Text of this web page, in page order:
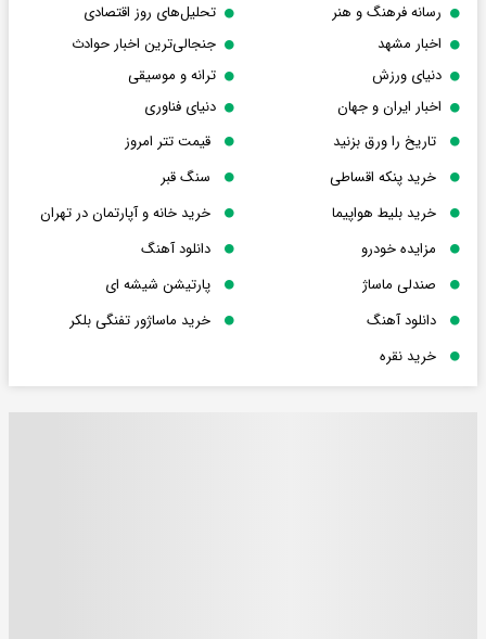
رسانه فرهنگ و هنر
تحلیل‌های روز اقتصادی
اخبار مشهد
جنجالی‌ترین اخبار حوادث
دنیای ورزش
ترانه و موسیقی
اخبار ایران و جهان
دنیای فناوری
تاریخ را ورق بزنید
قیمت تتر امروز
خرید پنکه اقساطی
سنگ قبر
خرید بلیط هواپیما
خرید خانه و آپارتمان در تهران
مزایده خودرو
دانلود آهنگ
صندلی ماساژ
پارتیشن شیشه ای
دانلود آهنگ
خرید ماساژور تفنگی بلکر
خرید نقره